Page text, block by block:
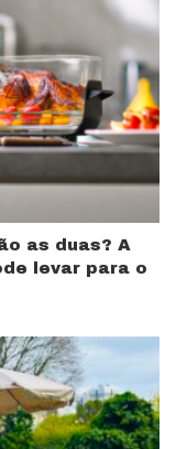
as duas? A
levar para o